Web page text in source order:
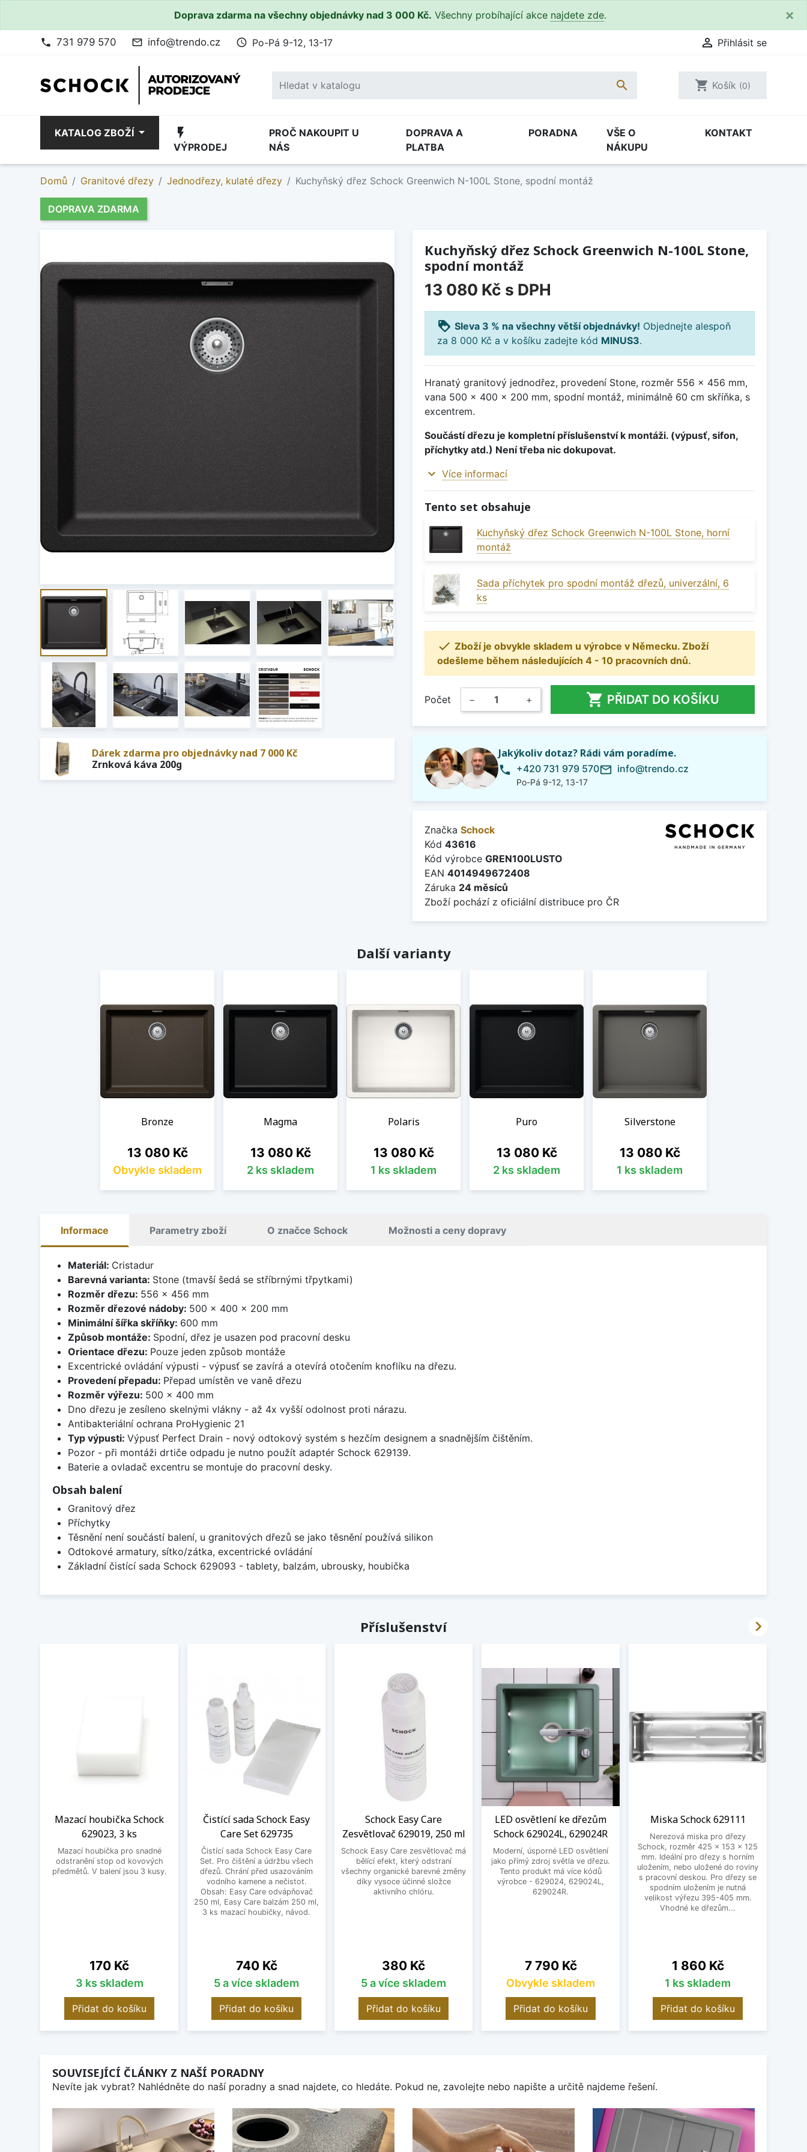
Doprava zdarma na všechny objednávky nad 3 000 Kč. Všechny probíhající akce najdete zde. ×
phone 731 979 570 mail_outline info@trendo.cz access_time Po-Pá 9-12, 13-17  Přihlásit se
 shopping_cart Košík (0)
KATALOG ZBOŽÍ flash_on
VÝPRODEJ
PROČ NAKOUPIT U
NÁS
DOPRAVA A
PLATBA
PORADNA
VŠE O
NÁKUPU
KONTAKT
Domů Granitové dřezy Jednodřezy, kulaté dřezy Kuchyňský dřez Schock Greenwich N-100L Stone, spodní montáž
DOPRAVA ZDARMA
Dárek zdarma pro objednávky nad 7 000 Kč
Zrnková káva 200g
Kuchyňský dřez Schock Greenwich N-100L Stone,
spodní montáž
13 080 Kč s DPH
loyalty Sleva 3 % na všechny větší objednávky! Objednejte alespoň
za 8 000 Kč a v košíku zadejte kód MINUS3.
Hranatý granitový jednodřez, provedení Stone, rozměr 556 x 456 mm,
vana 500 x 400 x 200 mm, spodní montáž, minimálně 60 cm skříňka, s
excentrem.
Součástí dřezu je kompletní příslušenství k montáži. (výpusť, sifon,
příchytky atd.) Není třeba nic dokupovat.
expand_more Více informací
Tento set obsahuje
Kuchyňský dřez Schock Greenwich N-100L Stone, horní
montáž
Sada příchytek pro spodní montáž dřezů, univerzální, 6
ks
 Zboží je obvykle skladem u výrobce v Německu. Zboží
odešleme během následujících 4 - 10 pracovních dnů.
Počet − +  PŘIDAT DO KOŠÍKU
Jakýkoliv dotaz? Rádi vám poradíme.
phone +420 731 979 570
Po-Pá 9-12, 13-17
mail_outline info@trendo.cz
Značka Schock
Kód 43616
Kód výrobce GREN100LUSTO
EAN 4014949672408
Záruka 24 měsíců
Zboží pochází z oficiální distribuce pro ČR
Další varianty
Bronze
Cena
13 080 Kč
Obvykle skladem
Magma
Cena
13 080 Kč
2 ks skladem
Polaris
Cena
13 080 Kč
1 ks skladem
Puro
Cena
13 080 Kč
2 ks skladem
Silverstone
Cena
13 080 Kč
1 ks skladem
Informace Parametry zboží O značce Schock Možnosti a ceny dopravy
Materiál: Cristadur
Barevná varianta: Stone (tmavší šedá se stříbrnými třpytkami)
Rozměr dřezu: 556 x 456 mm
Rozměr dřezové nádoby: 500 x 400 x 200 mm
Minimální šířka skříňky: 600 mm
Způsob montáže: Spodní, dřez je usazen pod pracovní desku
Orientace dřezu: Pouze jeden způsob montáže
Excentrické ovládání výpusti - výpusť se zavírá a otevírá otočením knoflíku na dřezu.
Provedení přepadu: Přepad umístěn ve vaně dřezu
Rozměr výřezu: 500 x 400 mm
Dno dřezu je zesíleno skelnými vlákny - až 4x vyšší odolnost proti nárazu.
Antibakteriální ochrana ProHygienic 21
Typ výpusti: Výpusť Perfect Drain - nový odtokový systém s hezčím designem a snadnějším čištěním.
Pozor - při montáži drtiče odpadu je nutno použít adaptér Schock 629139.
Baterie a ovladač excentru se montuje do pracovní desky.
Obsah balení
Granitový dřez
Příchytky
Těsnění není součástí balení, u granitových dřezů se jako těsnění používá silikon
Odtokové armatury, sítko/zátka, excentrické ovládání
Základní čistící sada Schock 629093 - tablety, balzám, ubrousky, houbička
Příslušenství
Mazací houbička Schock
629023, 3 ks
Mazací houbička pro snadné
odstranění stop od kovových
předmětů. V balení jsou 3 kusy.
Cena
170 Kč
3 ks skladem
Přidat do košíku
Čistící sada Schock Easy
Care Set 629735
Čistící sada Schock Easy Care
Set. Pro čištění a údržbu všech
dřezů. Chrání před usazováním
vodního kamene a nečistot.
Obsah: Easy Care odvápňovač
250 ml, Easy Care balzám 250 ml,
3 ks mazací houbičky, návod.
Cena
740 Kč
5 a více skladem
Přidat do košíku
Schock Easy Care
Zesvětlovač 629019, 250 ml
Schock Easy Care zesvětlovač má
bělící efekt, který odstraní
všechny organické barevné změny
díky vysoce účinné složce
aktivního chlóru.
Cena
380 Kč
5 a více skladem
Přidat do košíku
LED osvětlení ke dřezům
Schock 629024L, 629024R
Moderní, úsporné LED osvětlení
jako přímý zdroj světla ve dřezu.
Tento produkt má více kódů
výrobce - 629024, 629024L,
629024R.
Cena
7 790 Kč
Obvykle skladem
Přidat do košíku
Miska Schock 629111
Nerezová miska pro dřezy
Schock, rozměr 425 × 153 × 125
mm. Ideální pro dřezy s horním
uložením, nebo uložené do roviny
s pracovní deskou. Pro dřezy se
spodním uložením je nutná
velikost výřezu 395-405 mm.
Vhodné ke dřezům...
Cena
1 860 Kč
1 ks skladem
Přidat do košíku

SOUVISEJÍCÍ ČLÁNKY Z NAŠÍ PORADNY
Nevíte jak vybrat? Nahlédněte do naší poradny a snad najdete, co hledáte. Pokud ne, zavolejte nebo napište a určitě najdeme řešení.